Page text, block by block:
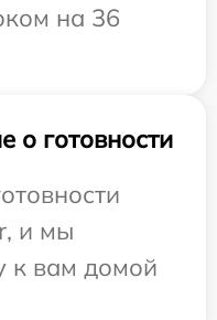
на 36
о готовности
и мы
к вам домой